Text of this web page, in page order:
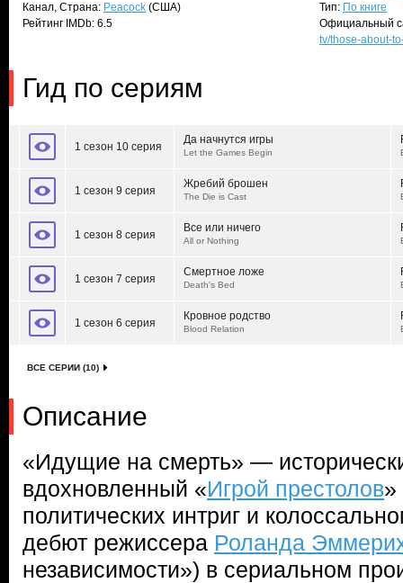
Канал, Страна: Peacock (США)
Рейтинг IMDb: 6.5
Тип: По книге
Официальный
tv/those-about-
Гид по сериям
1 сезон 10 серия
Да начнутся игры
Let the Games Begin
1 сезон 9 серия
Жребий брошен
The Die is Cast
1 сезон 8 серия
Все или ничего
All or Nothing
1 сезон 7 серия
Смертное ложе
Death's Bed
1 сезон 6 серия
Кровное родство
Blood Relation
ВСЕ СЕРИИ (10)
Описание
«Идущие на смерть» —
вдохновленный «Игрой престолов»
политических интриг и
дебют режиссера Роланда
независимости») в сериальном